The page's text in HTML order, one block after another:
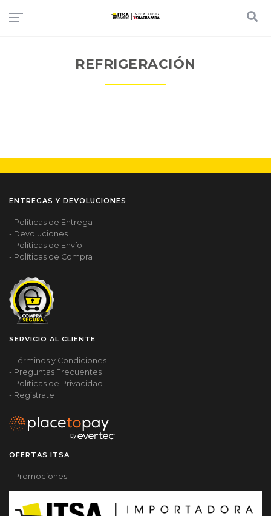
REFRIGERACIÓN
ENTREGAS Y DEVOLUCIONES
- Políticas de Entrega
- Devoluciones
- Políticas de Envío
- Políticas de Compra
SERVICIO AL CLIENTE
- Términos y Condiciones
- Preguntas Frecuentes
- Políticas de Privacidad
- Regístrate
OFERTAS ITSA
- Promociones